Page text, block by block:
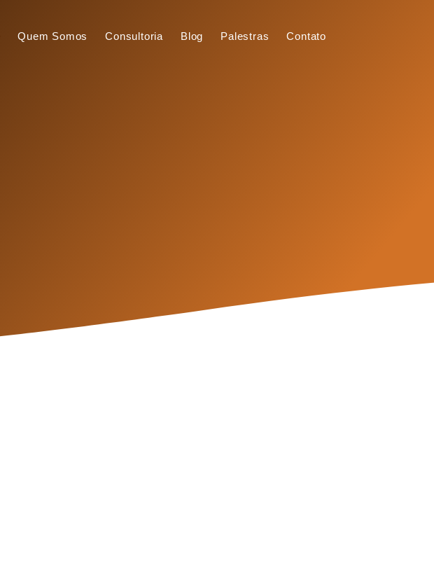
Quem Somos Consultoria Blog Palestras Contato